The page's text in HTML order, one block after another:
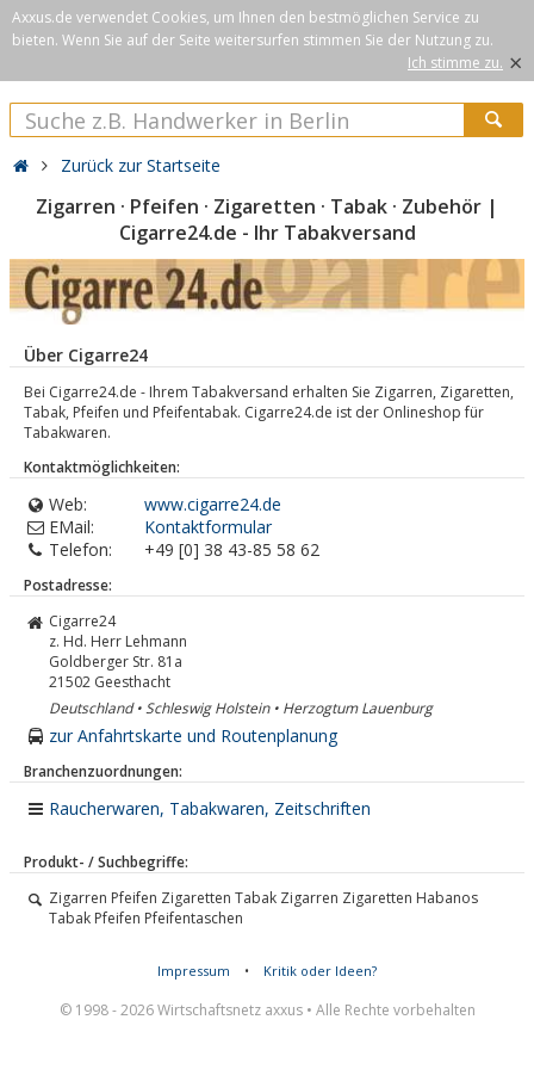
Axxus.de verwendet Cookies, um Ihnen den bestmöglichen Service zu
bieten. Wenn Sie auf der Seite weitersurfen stimmen Sie der Nutzung zu.
Ich stimme zu. ×
Zurück zur Startseite
Zigarren · Pfeifen · Zigaretten · Tabak · Zubehör |
Cigarre24.de - Ihr Tabakversand
Über Cigarre24
Bei Cigarre24.de - Ihrem Tabakversand erhalten Sie Zigarren, Zigaretten,
Tabak, Pfeifen und Pfeifentabak. Cigarre24.de ist der Onlineshop für
Tabakwaren.
Kontaktmöglichkeiten:
Web:
www.cigarre24.de
EMail:
Kontaktformular
Telefon:
+49 [0] 38 43-85 58 62
Postadresse:
Cigarre24
z. Hd. Herr Lehmann
Goldberger Str. 81a
21502 Geesthacht
Deutschland • Schleswig Holstein • Herzogtum Lauenburg
zur Anfahrtskarte und Routenplanung
Branchenzuordnungen:
Raucherwaren, Tabakwaren, Zeitschriften
Produkt- / Suchbegriffe:
Zigarren Pfeifen Zigaretten Tabak Zigarren Zigaretten Habanos
Tabak Pfeifen Pfeifentaschen
Impressum • Kritik oder Ideen?
© 1998 - 2026 Wirtschaftsnetz axxus • Alle Rechte vorbehalten